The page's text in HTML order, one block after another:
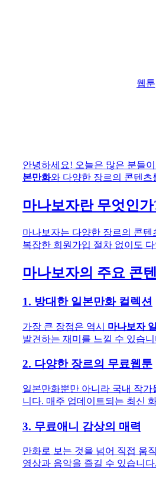
웹
안녕하세요! 오늘은 많은 분들
본만화와 다양한 장르의 콘텐
마나보자란 무엇인가
마나보자는 다양한 장르의 콘
복잡한 회원가입 절차 없이도
마나보자의 주요 콘
1. 방대한 일본만화 컬렉션
가장 큰 장점은 역시 마나보자
발견하는 재미를 느낄 수 있습
2. 다양한 장르의 무료웹툰
일본만화뿐만 아니라 국내 작가
니다. 매주 업데이트되는 최신
3. 무료애니 감상의 매력
만화로 보는 것을 넘어 직접 움
영상과 음악을 즐길 수 있습니